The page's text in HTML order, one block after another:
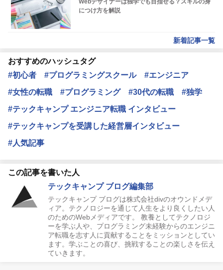
Webデザイナーは独学でも目指せる？スキルの身
につけ方を解説
新着記事一覧
おすすめのハッシュタグ
#初心者
#プログラミングスクール
#エンジニア
#女性の転職
#プログラミング #30代の転職
#独学
#テックキャンプ エンジニア転職 インタビュー
#テックキャンプを受講した経営層インタビュー
#人気記事
この記事を書いた人
テックキャンプ ブログ編集部
テックキャンプ ブログは株式会社divのオウンドメデ
ィア。テクノロジーを通じて人生をより良くしたい人
のためのWebメディアです。 教養としてテクノロジ
ーを学ぶ人や、プログラミング未経験からのエンジニ
ア転職を志す人に貢献することをミッションとしてい
ます。学ぶことの喜び、挑戦することの楽しさを伝え
ていきます。